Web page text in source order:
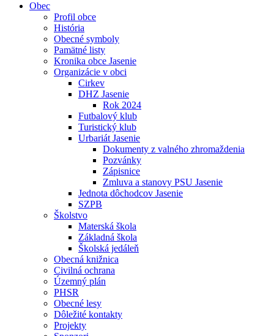
Obec
Profil obce
História
Obecné symboly
Pamätné listy
Kronika obce Jasenie
Organizácie v obci
Cirkev
DHZ Jasenie
Rok 2024
Futbalový klub
Turistický klub
Urbariát Jasenie
Dokumenty z valného zhromaždenia
Pozvánky
Zápisnice
Zmluva a stanovy PSU Jasenie
Jednota dôchodcov Jasenie
SZPB
Školstvo
Materská škola
Základná škola
Školská jedáleň
Obecná knižnica
Civilná ochrana
Územný plán
PHSR
Obecné lesy
Dôležité kontakty
Projekty